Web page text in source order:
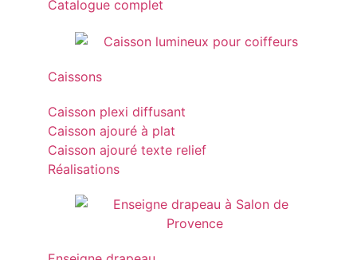
Catalogue complet
Caissons
Caisson plexi diffusant
Caisson ajouré à plat
Caisson ajouré texte relief
Réalisations